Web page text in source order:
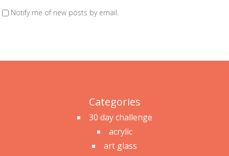
Notify me of new posts by email.
Categories
30 day challenge
acrylic
art glass